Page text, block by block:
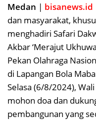
Medan | bisanews.id
dan masyarakat,
menghadiri Safari
Akbar ‘Merajut
Pekan Olahraga
di Lapangan Bola
Selasa (6/8/2024),
mohon doa dan
pembangunan yang